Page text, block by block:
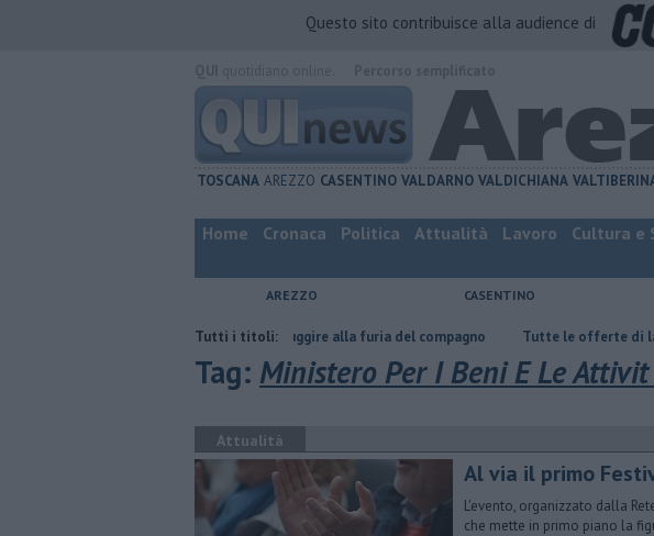
Questo sito contribuisce alla audience di
TOSCANA AREZZO CASENTINO VALDARNO VALDICHIANA
Home Cronaca Politica Attualità Lavoro Cultura e
AREZZO CASENTINO
Tutti i titoli:
Nascosta in un bar per sfuggire alla furia del compagno ​Tutte le offerte di lavoro in
Tag: Ministero Per I Beni E Le
Attualità
Al via il primo
L'evento, organizzato dalla
che mette in primo piano la